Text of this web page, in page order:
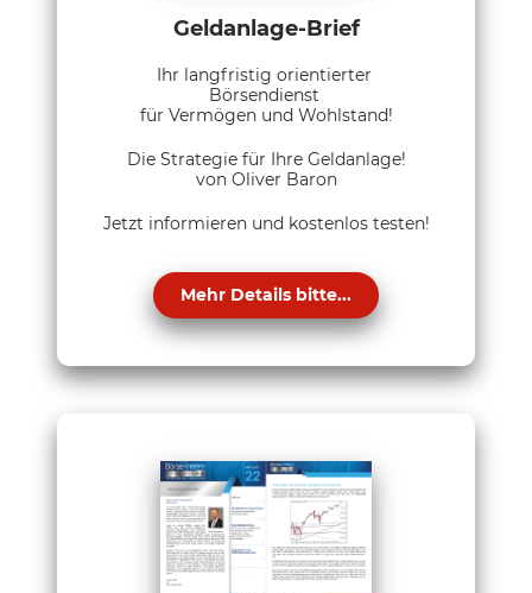
Geldanlage-Brief
Ihr langfristig orientierter
Börsendienst
für Vermögen und Wohlstand!
Die Strategie für Ihre Geldanlage!
von Oliver Baron
Jetzt informieren und kostenlos testen!
Mehr Details bitte...